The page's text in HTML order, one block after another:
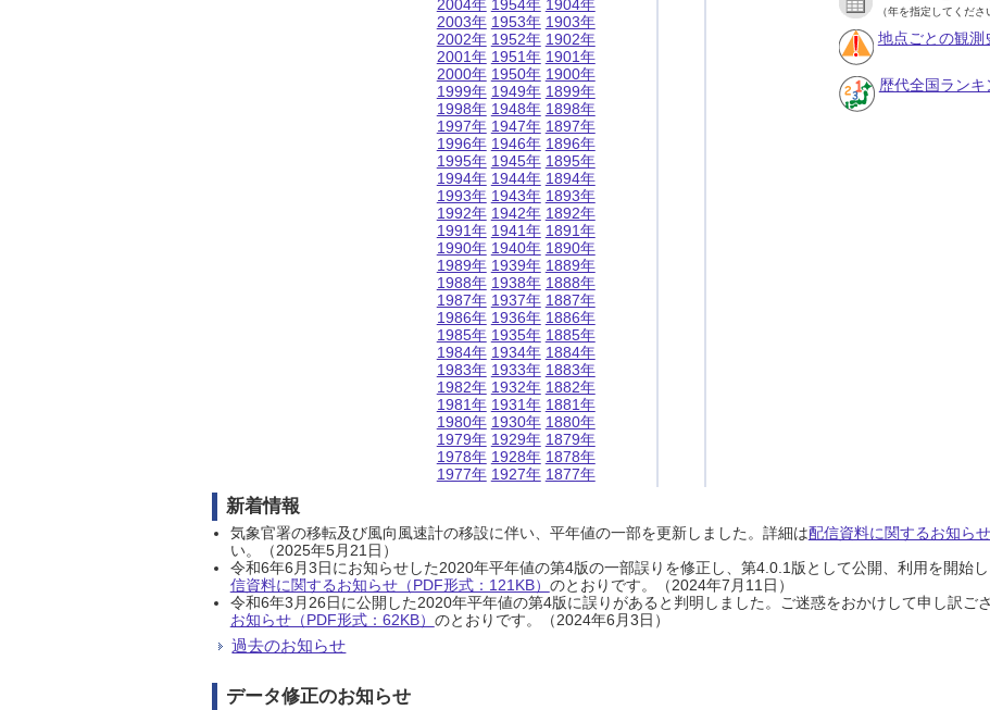
2004年
2003年
2002年
2001年
2000年
1999年
1998年
1997年
1996年
1995年
1994年
1993年
1992年
1991年
1990年
1989年
1988年
1987年
1986年
1985年
1984年
1983年
1982年
1981年
1980年
1979年
1978年
1977年
1954年
1953年
1952年
1951年
1950年
1949年
1948年
1947年
1946年
1945年
1944年
1943年
1942年
1941年
1940年
1939年
1938年
1937年
1936年
1935年
1934年
1933年
1932年
1931年
1930年
1929年
1928年
1927年
1904年
1903年
1902年
1901年
1900年
1899年
1898年
1897年
1896年
1895年
1894年
1893年
1892年
1891年
1890年
1889年
1888年
1887年
1886年
1885年
1884年
1883年
1882年
1881年
1880年
1879年
1878年
1877年
（年を指定してくださ
地点ごとの観測
歴代全国ランキ
新着情報
気象官署の移転及び風向風速計の移設に伴い、平年値の一部を更新しました。詳細は配信資料に関するお知ら
い。（2025年5月21日）
令和6年6月3日にお知らせした2020年平年値の第4版の一部誤りを修正し、第4.0.1版として公開、利用を開始
信資料に関するお知らせ（PDF形式：121KB） のとおりです。（2024年7月11日）
令和6年3月26日に公開した2020年平年値の第4版に誤りがあると判明しました。ご迷惑をおかけして申し訳ご
お知らせ（PDF形式：62KB） のとおりです。（2024年6月3日）
過去のお知らせ
データ修正のお知らせ